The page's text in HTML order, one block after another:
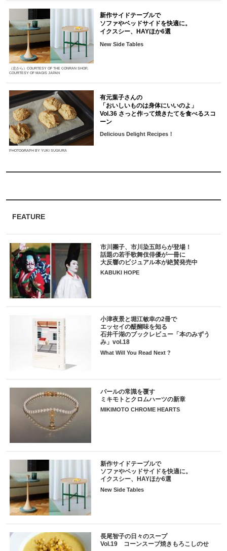
FEATURE
市川團子、市川染五郎らが登場！
話題の若手歌舞伎俳優が一冊に
大反響のビジュアル本が絶賛発売中
KABUKI HOPE
小津夜景と堀江敏幸の2冊で
エッセイの醍醐味を知る
石井千湖のブックレビュー「本のみずう
み」vol.18
What Will You Read Next ?
パールの常識を覆す
ミキモトとクロムハーツの新章
MIKIMOTO CHROME HEARTS
新作サイドテーブルで
ソファやベッドサイドを快適に。
イクスシー、HAYほか6選
New Side Tables
長尾智子の日々のスープ
Vol.19 コーンスープ焼きもろこしのせ
（左から）COURTESY OF THE CONRAN SHOP,
COURTESY OF MAGIS JAPAN
新作サイドテーブルで
ソファやベッドサイドを快適に。
イクスシー、HAYほか6選
New Side Tables
PHOTOGRAPH BY YUKI SUGIURA
有元葉子さんの
「おいしいものは身体にいいのよ」
Vol.36 さっと作って焼きたてを食べるスコ
ーン
Delicious Delight Recipes！